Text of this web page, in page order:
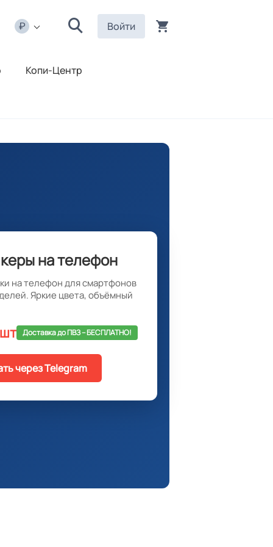
Войти
Копи-Центр
на телефон
на телефон для смартфонов
Яркие цвета, объёмный
Доставка до ПВЗ -- БЕСПЛАТНО!
через Telegram